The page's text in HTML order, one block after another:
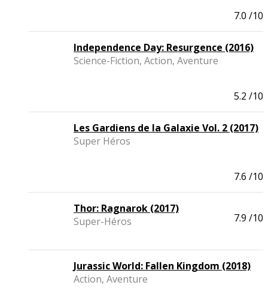
7.0 /10
Independence Day: Resurgence (2016)
Science-Fiction, Action, Aventure
5.2 /10
Les Gardiens de la Galaxie Vol. 2 (2017)
Super Héros
7.6 /10
Thor: Ragnarok (2017)
Super-Héros
7.9 /10
Jurassic World: Fallen Kingdom (2018)
Action, Aventure